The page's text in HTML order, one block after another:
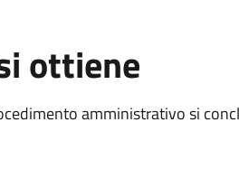
ottiene
amministrativo si